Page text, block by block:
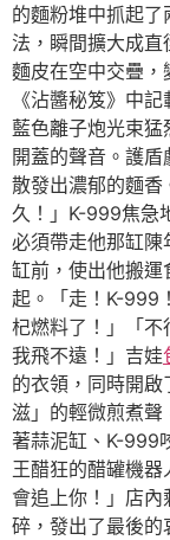
的麵粉堆中抓起
法，瞬間擴大成
麵皮在空中交疊
《沾醬秘笈》中
藍色離子炮光束
開蓋的聲音。護
散發出濃郁的麵香
久！」K-999焦急
必須帶走他那缸
缸前，使出他搬
起。「走！K-999
杞燃料了！」「
我飛不遠！」吉娃
的衣領，同時開
滋」的輕微煎煮
著蒜泥缸、K-999
王醋狂的醋罐機
會追上你！」店
碎，發出了最後